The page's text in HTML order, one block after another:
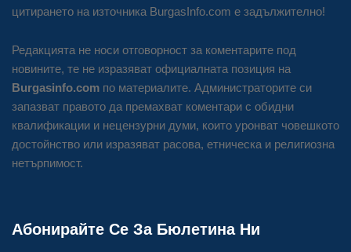
цитирането на източника BurgasInfo.com е задължително!
Редакцията не носи отговорност за коментарите под
новините, те не изразяват официалната позиция на
Burgasinfo.com по материалите. Администраторите си
запазват правото да премахват коментари с обидни
квалификации и нецензурни думи, които уронват човешкото
достойнство или изразяват расова, етническа и религиозна
нетърпимост.
Абонирайте Се За Бюлетина Ни